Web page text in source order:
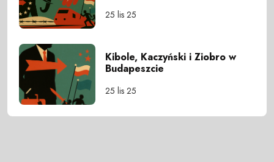
25 lis 25
Kibole, Kaczyński i Ziobro w
Budapeszcie
25 lis 25